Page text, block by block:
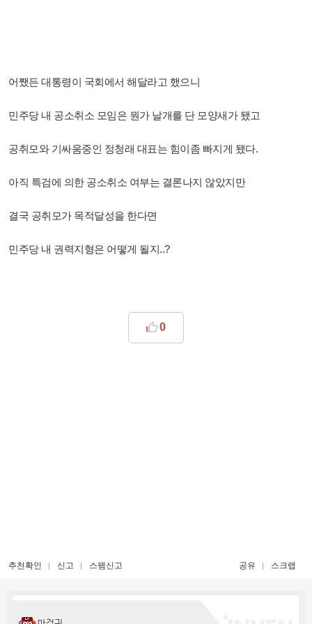
어쨌든 대통령이 국회에서 해달라고 했으니
민주당 내 공소취소 모임은 뭔가 날개를 단 모양새가 됐고
공취모와 기싸움중인 정청래 대표는 힘이좀 빠지게 됐다.
아직 특검에 의한 공소취소 여부는 결론나지 않았지만
결국 공취모가 목적달성을 한다면
민주당 내 권력지형은 어떻게 될지..?
0
추천확인 신고 스팸신고 공유 스크랩